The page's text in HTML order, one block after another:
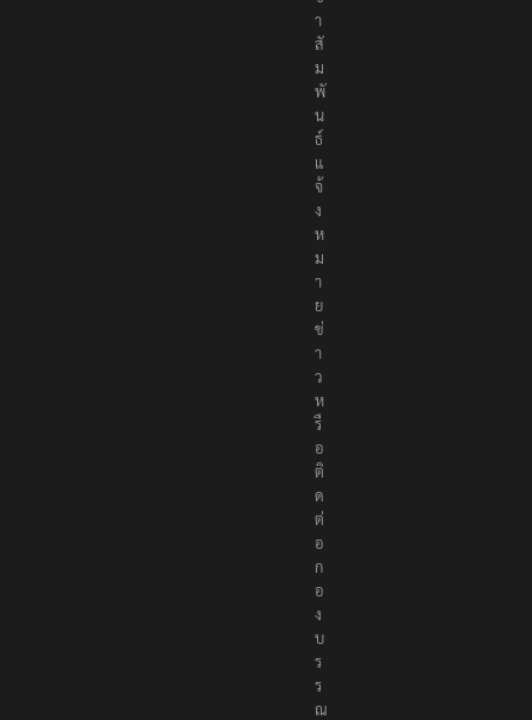
า
สั
ม
พั
น
ธ์
แ
จ้
ง
ห
ม
า
ย
ข่
า
ว
ห
รื
อ
ติ
ด
ต่
อ
ก
อ
ง
บ
ร
ร
ณ